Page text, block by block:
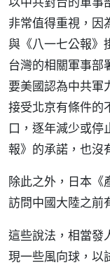
非常值得重視，因
與《八一七公報》
台灣的相關軍事部
要美國認為中共軍
接受北京有條件的
口，逐年減少或停
報》的承諾，也沒
除此之外，日本《
訪問中國大陸之前
這些說法，相當發
現一些風向球，以